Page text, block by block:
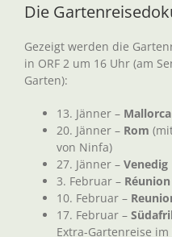
Die
Gezeigt werden die
in ORF 2 um 16 Uhr (am
Garten):
13. Jänner – Mallorca
20. Jänner – Rom
von Ninfa)
27. Jänner – Venedig
3. Februar – Réunion
10. Februar –
17. Februar –
Extra-Gartenreise im